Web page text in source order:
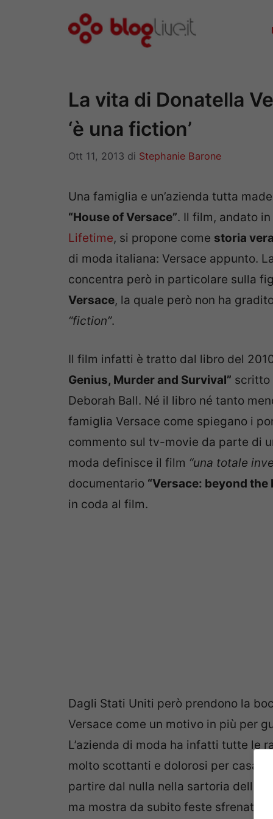
La vita di Donatella
‘è una fiction’
Ott 11, 2013 di Stephanie Barone
Una famiglia e un’azienda tutta
“House of Versace”. Il film, andato
Lifetime, si propone come storia vera
di moda italiana: Versace appunto.
concentra però in particolare sulla
Versace, la quale però non ha
“fiction”.
Il film infatti è tratto dal libro del
Genius, Murder and Survival” scritto
Deborah Ball. Né il libro né tanto
famiglia Versace come spiegano i
commento sul tv-movie da parte di
moda definisce il film “una totale
documentario “Versace: beyond the
in coda al film.
Dagli Stati Uniti però prendono la
Versace come un motivo in più per
L’azienda di moda ha infatti tutte le
molto scottanti e dolorosi per casa
partire dal nulla nella sartoria della
ma mostra da subito feste sfrenate